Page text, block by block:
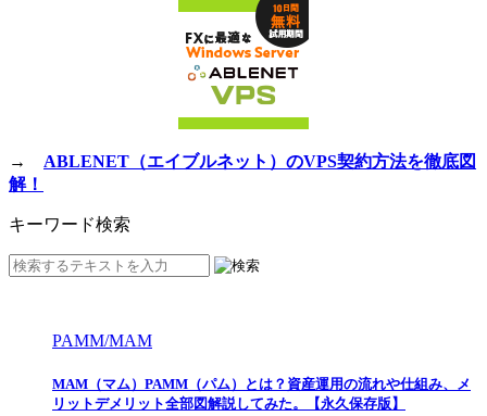
→ ABLENET（エイブルネット）のVPS契約方法を徹底図
解！
キーワード検索
PAMM/MAM
MAM（マム）PAMM（パム）とは？資産運用の流れや仕組み、メ
リットデメリット全部図解説してみた。【永久保存版】